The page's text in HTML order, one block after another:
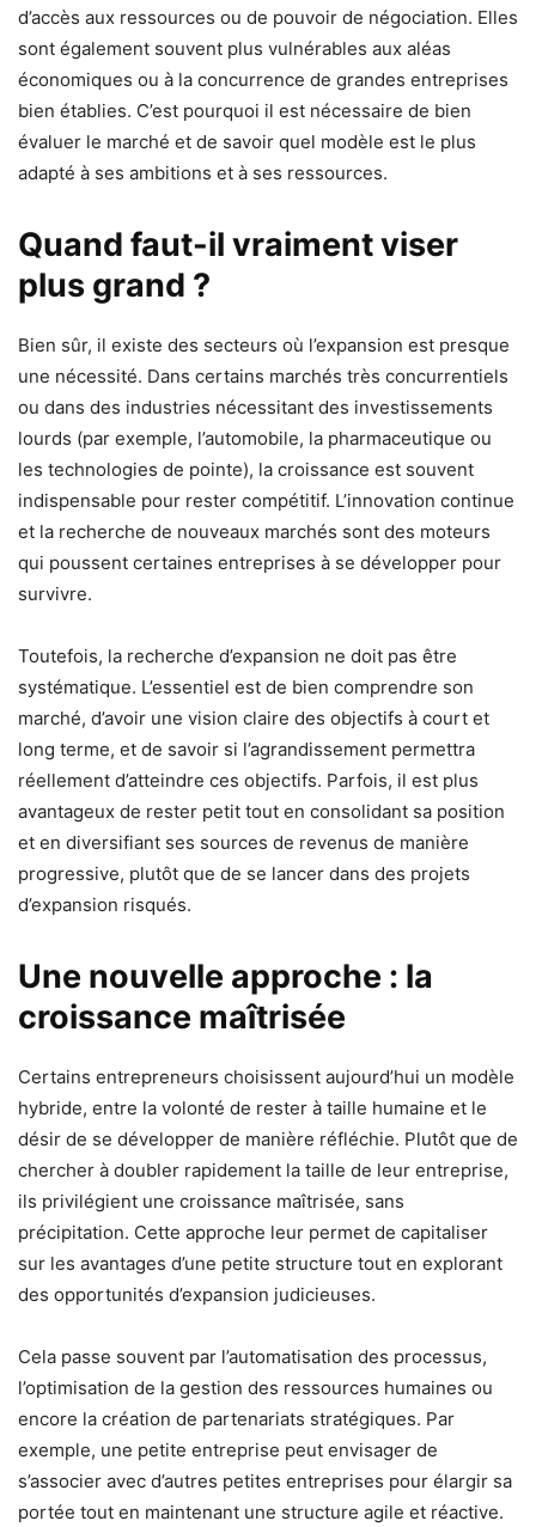
d’accès aux ressources ou de pouvoir de négociation. Elles
sont également souvent plus vulnérables aux aléas
économiques ou à la concurrence de grandes entreprises
bien établies. C’est pourquoi il est nécessaire de bien
évaluer le marché et de savoir quel modèle est le plus
adapté à ses ambitions et à ses ressources.
Quand faut-il vraiment viser
plus grand ?
Bien sûr, il existe des secteurs où l’expansion est presque
une nécessité. Dans certains marchés très concurrentiels
ou dans des industries nécessitant des investissements
lourds (par exemple, l’automobile, la pharmaceutique ou
les technologies de pointe), la croissance est souvent
indispensable pour rester compétitif. L’innovation continue
et la recherche de nouveaux marchés sont des moteurs
qui poussent certaines entreprises à se développer pour
survivre.
Toutefois, la recherche d’expansion ne doit pas être
systématique. L’essentiel est de bien comprendre son
marché, d’avoir une vision claire des objectifs à court et
long terme, et de savoir si l’agrandissement permettra
réellement d’atteindre ces objectifs. Parfois, il est plus
avantageux de rester petit tout en consolidant sa position
et en diversifiant ses sources de revenus de manière
progressive, plutôt que de se lancer dans des projets
d’expansion risqués.
Une nouvelle approche : la
croissance maîtrisée
Certains entrepreneurs choisissent aujourd’hui un modèle
hybride, entre la volonté de rester à taille humaine et le
désir de se développer de manière réfléchie. Plutôt que de
chercher à doubler rapidement la taille de leur entreprise,
ils privilégient une croissance maîtrisée, sans
précipitation. Cette approche leur permet de capitaliser
sur les avantages d’une petite structure tout en explorant
des opportunités d’expansion judicieuses.
Cela passe souvent par l’automatisation des processus,
l’optimisation de la gestion des ressources humaines ou
encore la création de partenariats stratégiques. Par
exemple, une petite entreprise peut envisager de
s’associer avec d’autres petites entreprises pour élargir sa
portée tout en maintenant une structure agile et réactive.